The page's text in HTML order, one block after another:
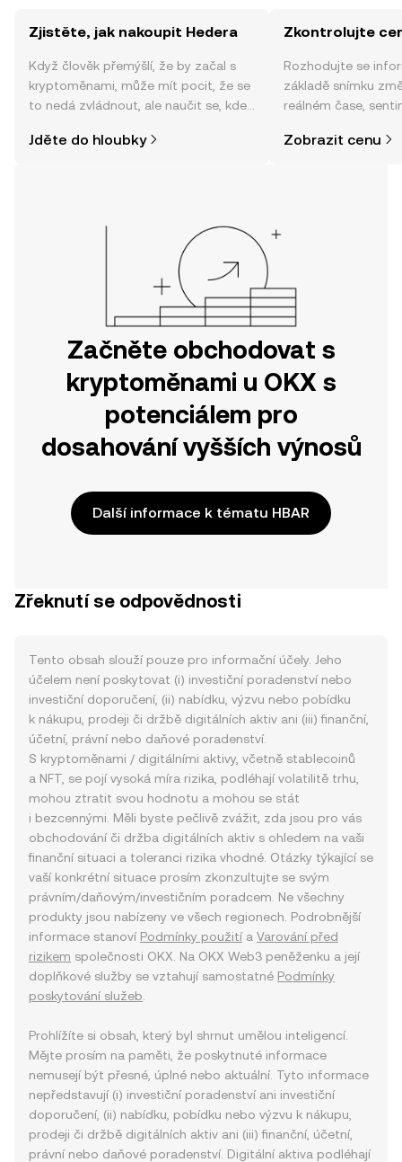
Zjistěte, jak nakoupit Hedera
Když člověk přemýšlí, že by začal s
kryptoměnami, může mít pocit, že se
to nedá zvládnout, ale naučit se, kde
jednodušší, než si myslíte. Odstartujte
Jděte do hloubky
Zkontrolujte
Rozhodujte se
základě snímku
reálném čase,
Zobrazit cenu
Začněte obchodovat s
kryptoměnami u OKX s
potenciálem pro
dosahování vyšších výnosů
Další informace k tématu HBAR
Zřeknutí se odpovědnosti
Tento obsah slouží pouze pro informační účely. Jeho
účelem není poskytovat (i) investiční poradenství nebo
investiční doporučení, (ii) nabídku, výzvu nebo pobídku
k nákupu, prodeji či držbě digitálních aktiv ani (iii) finanční,
účetní, právní nebo daňové poradenství.
S kryptoměnami / digitálními aktivy, včetně stablecoinů
a NFT, se pojí vysoká míra rizika, podléhají volatilitě trhu,
mohou ztratit svou hodnotu a mohou se stát
i bezcennými. Měli byste pečlivě zvážit, zda jsou pro vás
obchodování či držba digitálních aktiv s ohledem na vaši
finanční situaci a toleranci rizika vhodné. Otázky týkající se
vaší konkrétní situace prosím zkonzultujte se svým
právním/daňovým/investičním poradcem. Ne všechny
produkty jsou nabízeny ve všech regionech. Podrobnější
informace stanoví Podmínky použitía Varování před
rizikem společnosti OKX. Na OKX Web3 peněženku a její
doplňkové služby se vztahují samostatné Podmínky
poskytování služeb
Prohlížíte si obsah, který byl shrnut umělou inteligencí.
Mějte prosím na paměti, že poskytnuté informace
nemusejí být přesné, úplné nebo aktuální. Tyto informace
nepředstavují (i) investiční poradenství ani investiční
doporučení, (ii) nabídku, pobídku nebo výzvu k nákupu,
prodeji či držbě digitálních aktiv ani (iii) finanční, účetní,
právní nebo daňové poradenství. Digitální aktiva podléhají